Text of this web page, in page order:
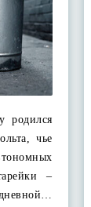
родился
чье
–